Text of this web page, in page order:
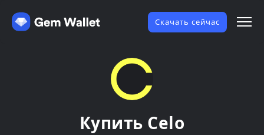
Скачать сейчас
Купить Celo